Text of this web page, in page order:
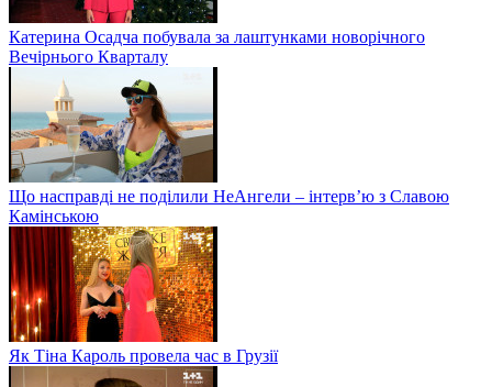
Катерина Осадча побувала за лаштунками новорічного
Вечірнього Кварталу
Що насправді не поділили НеАнгели – інтерв’ю з Славою
Камінською
Як Тіна Кароль провела час в Грузії